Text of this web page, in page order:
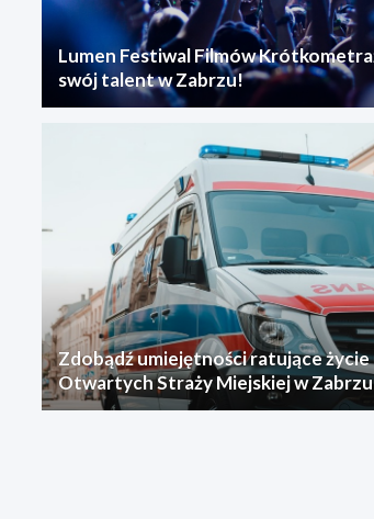
Lumen Festiwal Filmów
swój talent w Zabrzu!
Zdobądź umiejętności ratujące życie
Otwartych Straży Miejskiej w Zabrzu